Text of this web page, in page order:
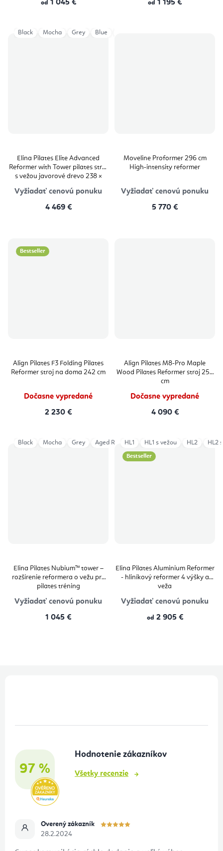
od 1 045 € od 1 195 €
Elina Pilates Elite Advanced
Reformer with Tower pilates stroj
s vežou javorové drevo 238 ×
Vyžiadať cenovú ponuku
4 469 €
Black Mocha Grey Blue
Moveline Proformer 296 cm
High‑intensity reformer
Vyžiadať cenovú ponuku
5 770 €
Bestseller
Align Pilates F3 Folding Pilates
Reformer stroj na doma 242 cm
Dočasne vypredané
2 230 €
Align Pilates M8-Pro Maple
Wood Pilates Reformer stroj 254
cm
Dočasne vypredané
4 090 €
Elina Pilates Nubium™ tower –
rozšírenie reformera o vežu pre
pilates tréning
Vyžiadať cenovú ponuku
1 045 €
Black Mocha Grey Aged Rose Eucalyptus Iceberg Light
Bestseller
Elina Pilates Aluminium Reformer
- hliníkový reformer 4 výšky a
veža
Vyžiadať cenovú ponuku
od 2 905 €
HL1 HL1 s vežou HL2 HL2
97 %
Hodnotenie zákazníkov
Všetky recenzie
Overený zákazník
28.2.2024